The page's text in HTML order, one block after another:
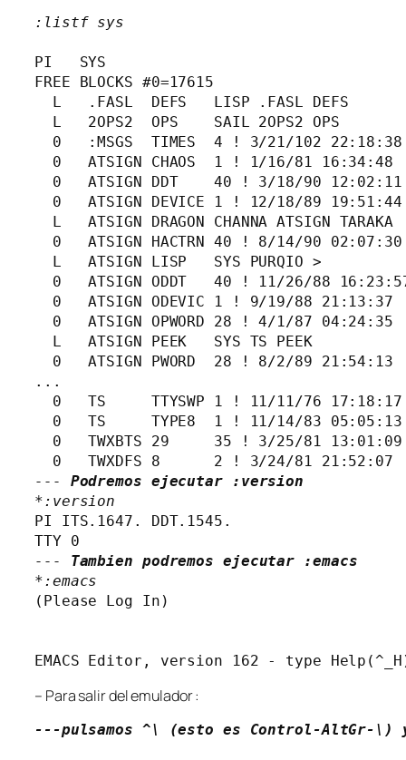
:listf sys
PI   SYS
FREE BLOCKS #0=17615
L   .FASL  DEFS   LISP .FASL DEFS
L   2OPS2  OPS    SAIL 2OPS2 OPS
0   :MSGS  TIMES  4 ! 3/21/102 22:18:38
0   ATSIGN CHAOS  1 ! 1/16/81 16:34:48
0   ATSIGN DDT    40 ! 3/18/90 12:02:11
0   ATSIGN DEVICE 1 ! 12/18/89 19:51:44
L   ATSIGN DRAGON CHANNA ATSIGN TARAKA
0   ATSIGN HACTRN 40 ! 8/14/90 02:07:30
L   ATSIGN LISP   SYS PURQIO >
0   ATSIGN ODDT   40 ! 11/26/88
0   ATSIGN ODEVIC 1 ! 9/19/88 21:13:37
0   ATSIGN OPWORD 28 ! 4/1/87 04:24:35
L   ATSIGN PEEK   SYS TS PEEK
0   ATSIGN PWORD  28 ! 8/2/89 21:54:13
...
0   TS     TTYSWP 1 ! 11/11/76 17:18:17
0   TS     TYPE8  1 ! 11/14/83 05:05:13
0   TWXBTS 29     35 ! 3/25/81 13:01:09
--- Podremos ejecutar :version
*:version
PI ITS.1647. DDT.1545.
--- Tambien podremos ejecutar :emacs
*:emacs
(Please Log In)
EMACS Editor, version 162 - type
– Para salir del emulador :
---pulsamos ^\ (esto es Control-AltGr-\) y